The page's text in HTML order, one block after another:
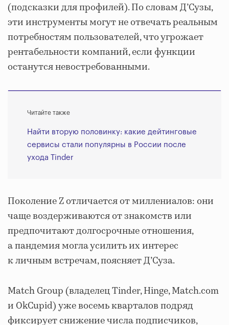
(подсказки для профилей). По словам Д’Сузы,
эти инструменты могут не отвечать реальным
потребностям пользователей, что угрожает
рентабельности компаний, если функции
останутся невостребованными.
Читайте также
Найти вторую половинку: какие дейтинговые
сервисы стали популярны в России после
ухода Tinder
Поколение Z отличается от миллениалов: они
чаще воздерживаются от знакомств или
предпочитают долгосрочные отношения,
а пандемия могла усилить их интерес
к личным встречам, поясняет Д’Суза.
Match Group (владелец Tinder, Hinge, Match.com
и OkCupid) уже восемь кварталов подряд
фиксирует снижение числа подписчиков,